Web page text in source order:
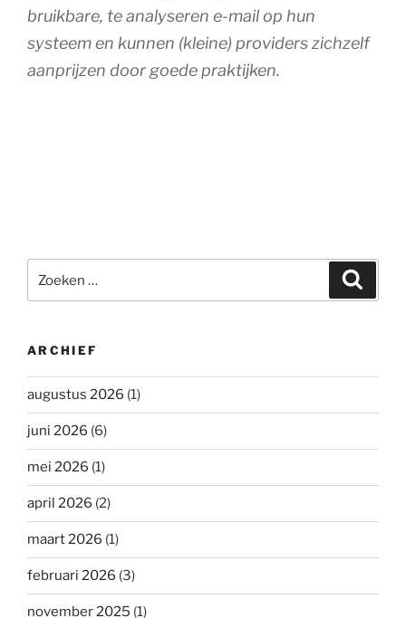
bruikbare, te analyseren e-mail op hun
systeem en kunnen (kleine) providers zichzelf
aanprijzen door goede praktijken.
naar:
ARCHIEF
augustus 2026 (1)
juni 2026 (6)
mei 2026 (1)
april 2026 (2)
maart 2026 (1)
februari 2026 (3)
november 2025 (1)